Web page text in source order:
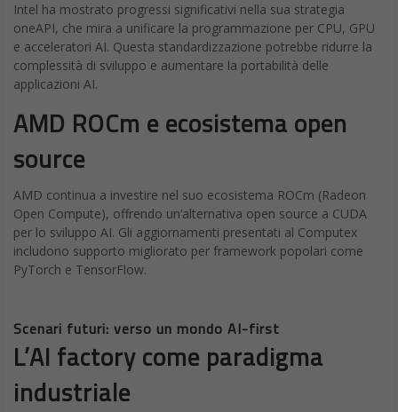
Intel ha mostrato progressi significativi nella sua strategia
oneAPI, che mira a unificare la programmazione per CPU, GPU
e acceleratori AI. Questa standardizzazione potrebbe ridurre la
complessità di sviluppo e aumentare la portabilità delle
applicazioni AI.
AMD ROCm e ecosistema open
source
AMD continua a investire nel suo ecosistema ROCm (Radeon
Open Compute), offrendo un’alternativa open source a CUDA
per lo sviluppo AI. Gli aggiornamenti presentati al Computex
includono supporto migliorato per framework popolari come
PyTorch e TensorFlow.
Scenari futuri: verso un mondo AI-first
L’AI factory come paradigma
industriale